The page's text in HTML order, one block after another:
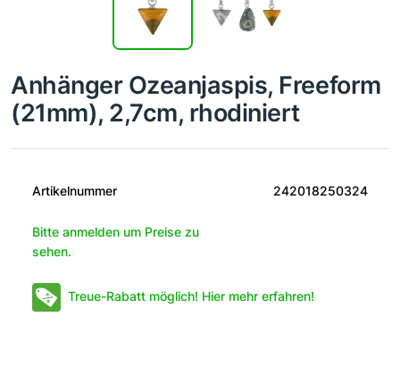
Anhänger Ozeanjaspis, Freeform
(21mm), 2,7cm, rhodiniert
Artikelnummer 242018250324
Bitte anmelden um Preise zu
sehen.
Treue-Rabatt möglich! Hier mehr erfahren!